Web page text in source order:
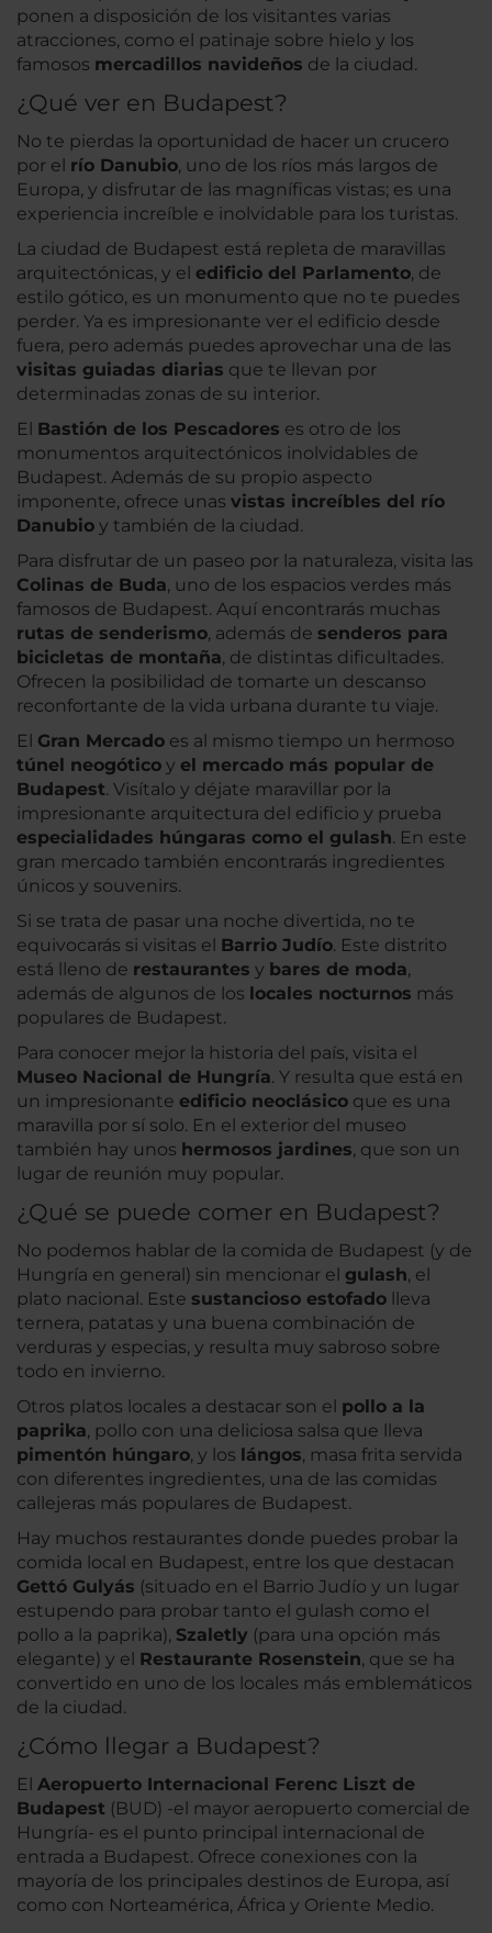
ponen a disposición de los visitantes varias
atracciones, como el patinaje sobre hielo y los
famosos mercadillos navideños de la ciudad.
¿Qué ver en Budapest?
No te pierdas la oportunidad de hacer un crucero
por el río Danubio, uno de los ríos más largos de
Europa, y disfrutar de las magníficas vistas; es una
experiencia increíble e inolvidable para los turistas.
La ciudad de Budapest está repleta de maravillas
arquitectónicas, y el edificio del Parlamento, de
estilo gótico, es un monumento que no te puedes
perder. Ya es impresionante ver el edificio desde
fuera, pero además puedes aprovechar una de las
visitas guiadas diarias que te llevan por
determinadas zonas de su interior.
El Bastión de los Pescadores es otro de los
monumentos arquitectónicos inolvidables de
Budapest. Además de su propio aspecto
imponente, ofrece unas vistas increíbles del río
Danubio y también de la ciudad.
Para disfrutar de un paseo por la naturaleza, visita las
Colinas de Buda, uno de los espacios verdes más
famosos de Budapest. Aquí encontrarás muchas
rutas de senderismo, además de senderos para
bicicletas de montaña, de distintas dificultades.
Ofrecen la posibilidad de tomarte un descanso
reconfortante de la vida urbana durante tu viaje.
El Gran Mercado es al mismo tiempo un hermoso
túnel neogótico y el mercado más popular de
Budapest. Visítalo y déjate maravillar por la
impresionante arquitectura del edificio y prueba
especialidades húngaras como el gulash. En este
gran mercado también encontrarás ingredientes
únicos y souvenirs.
Si se trata de pasar una noche divertida, no te
equivocarás si visitas el Barrio Judío. Este distrito
está lleno de restaurantes y bares de moda,
además de algunos de los locales nocturnos más
populares de Budapest.
Para conocer mejor la historia del país, visita el
Museo Nacional de Hungría. Y resulta que está en
un impresionante edificio neoclásico que es una
maravilla por sí solo. En el exterior del museo
también hay unos hermosos jardines, que son un
lugar de reunión muy popular.
¿Qué se puede comer en Budapest?
No podemos hablar de la comida de Budapest (y de
Hungría en general) sin mencionar el gulash, el
plato nacional. Este sustancioso estofado lleva
ternera, patatas y una buena combinación de
verduras y especias, y resulta muy sabroso sobre
todo en invierno.
Otros platos locales a destacar son el pollo a la
paprika, pollo con una deliciosa salsa que lleva
pimentón húngaro, y los lángos, masa frita servida
con diferentes ingredientes, una de las comidas
callejeras más populares de Budapest.
Hay muchos restaurantes donde puedes probar la
comida local en Budapest, entre los que destacan
Gettó Gulyás (situado en el Barrio Judío y un lugar
estupendo para probar tanto el gulash como el
pollo a la paprika), Szaletly (para una opción más
elegante) y el Restaurante Rosenstein, que se ha
convertido en uno de los locales más emblemáticos
de la ciudad.
¿Cómo llegar a Budapest?
El Aeropuerto Internacional Ferenc Liszt de
Budapest (BUD) -el mayor aeropuerto comercial de
Hungría- es el punto principal internacional de
entrada a Budapest. Ofrece conexiones con la
mayoría de los principales destinos de Europa, así
como con Norteamérica, África y Oriente Medio.